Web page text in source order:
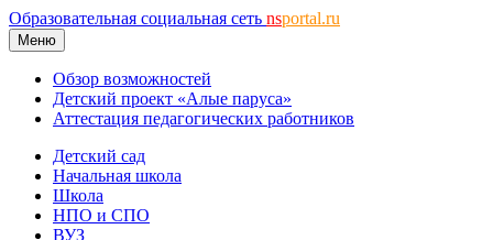
Образовательная социальная сеть nsportal.ru
Меню
Обзор возможностей
Детский проект «Алые паруса»
Аттестация педагогических работников
Детский сад
Начальная школа
Школа
НПО и СПО
ВУЗ